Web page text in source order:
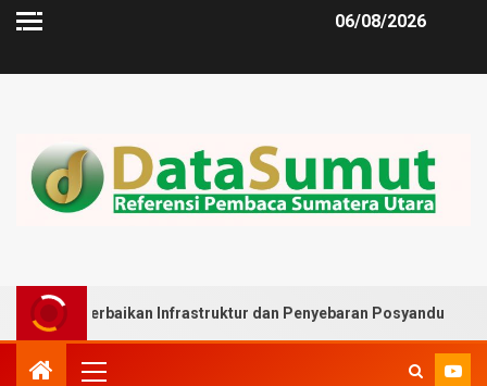
06/08/2026
Infrastruktur dan Penyebaran Posyandu